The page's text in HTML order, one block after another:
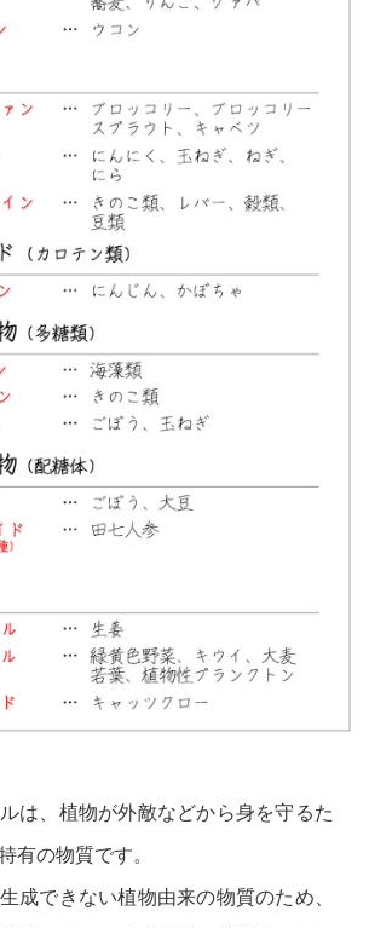
は、植物が外敵などから身を守るた
有の物質です。
成できない植物由来の物質のため、